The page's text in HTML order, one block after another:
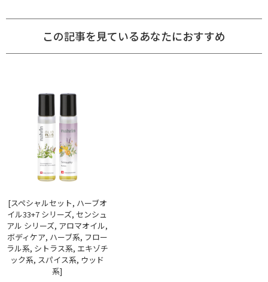
この記事を見ているあなたにおすすめ
[スペシャルセット, ハーブオ
イル33+7 シリーズ, センシュ
アル シリーズ, アロマオイル,
ボディケア, ハーブ系, フロー
ラル系, シトラス系, エキゾチ
ック系, スパイス系, ウッド
系]